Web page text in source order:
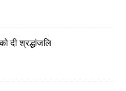
दी श्रद्धांजलि